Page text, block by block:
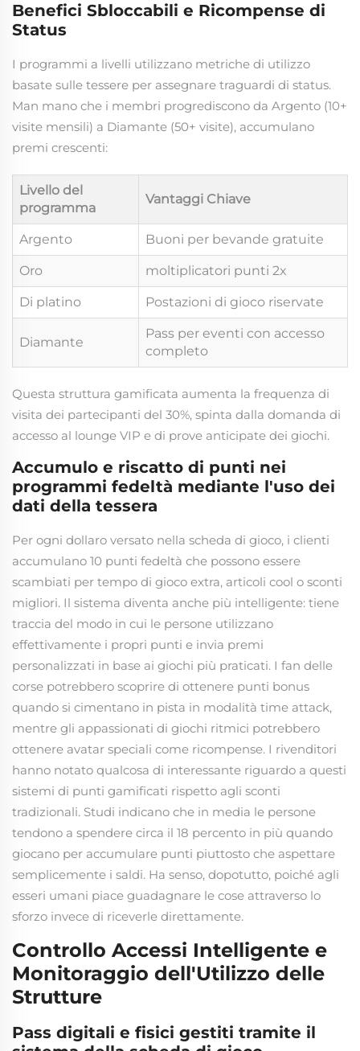
Benefici Sbloccabili e Ricompense di
Status
I programmi a livelli utilizzano metriche di utilizzo
basate sulle tessere per assegnare traguardi di status.
Man mano che i membri progrediscono da Argento (10+
visite mensili) a Diamante (50+ visite), accumulano
premi crescenti:
Livello del
programma
Vantaggi Chiave
Argento Buoni per bevande gratuite
Oro moltiplicatori punti 2x
Di platino Postazioni di gioco riservate
Diamante
Pass per eventi con accesso
completo
Questa struttura gamificata aumenta la frequenza di
visita dei partecipanti del 30%, spinta dalla domanda di
accesso al lounge VIP e di prove anticipate dei giochi.
Accumulo e riscatto di punti nei
programmi fedeltà mediante l'uso dei
dati della tessera
Per ogni dollaro versato nella scheda di gioco, i clienti
accumulano 10 punti fedeltà che possono essere
scambiati per tempo di gioco extra, articoli cool o sconti
migliori. Il sistema diventa anche più intelligente: tiene
traccia del modo in cui le persone utilizzano
effettivamente i propri punti e invia premi
personalizzati in base ai giochi più praticati. I fan delle
corse potrebbero scoprire di ottenere punti bonus
quando si cimentano in pista in modalità time attack,
mentre gli appassionati di giochi ritmici potrebbero
ottenere avatar speciali come ricompense. I rivenditori
hanno notato qualcosa di interessante riguardo a questi
sistemi di punti gamificati rispetto agli sconti
tradizionali. Studi indicano che in media le persone
tendono a spendere circa il 18 percento in più quando
giocano per accumulare punti piuttosto che aspettare
semplicemente i saldi. Ha senso, dopotutto, poiché agli
esseri umani piace guadagnare le cose attraverso lo
sforzo invece di riceverle direttamente.
Controllo Accessi Intelligente e
Monitoraggio dell'Utilizzo delle
Strutture
Pass digitali e fisici gestiti tramite il